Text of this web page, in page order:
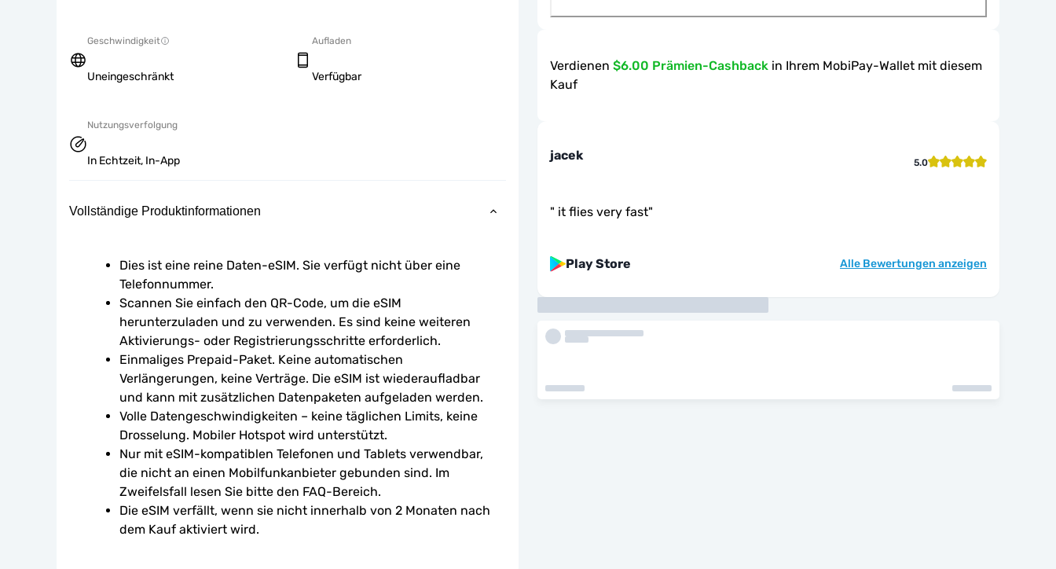
Geschwindigkeit
Uneingeschränkt
Aufladen
Verfügbar
Nutzungsverfolgung
In Echtzeit, In-App
Vollständige Produktinformationen
Dies ist eine reine Daten-eSIM. Sie verfügt nicht über eine
Telefonnummer.
Scannen Sie einfach den QR-Code, um die eSIM
herunterzuladen und zu verwenden. Es sind keine weiteren
Aktivierungs- oder Registrierungsschritte erforderlich.
Einmaliges Prepaid-Paket. Keine automatischen
Verlängerungen, keine Verträge. Die eSIM ist wiederaufladbar
und kann mit zusätzlichen Datenpaketen aufgeladen werden.
Volle Datengeschwindigkeiten – keine täglichen Limits, keine
Drosselung. Mobiler Hotspot wird unterstützt.
Nur mit eSIM-kompatiblen Telefonen und Tablets verwendbar,
die nicht an einen Mobilfunkanbieter gebunden sind. Im
Zweifelsfall lesen Sie bitte den FAQ-Bereich.
Die eSIM verfällt, wenn sie nicht innerhalb von 2 Monaten nach
dem Kauf aktiviert wird.
Verdienen $6.00 Prämien-Cashback in Ihrem MobiPay-Wallet mit diesem
Kauf
jacek 5.0
" it flies very fast"
Play Store Alle Bewertungen anzeigen